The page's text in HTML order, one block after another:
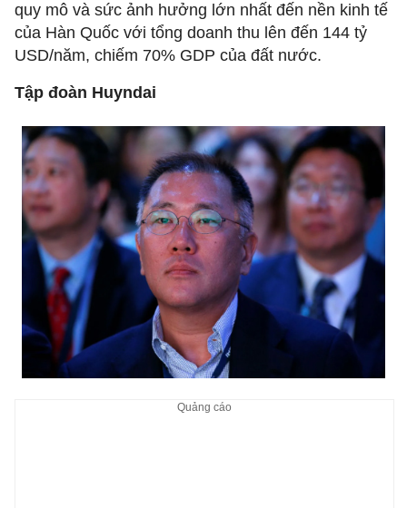
quy mô và sức ảnh hưởng lớn nhất đến nền kinh tế
của Hàn Quốc với tổng doanh thu lên đến 144 tỷ
USD/năm, chiếm 70% GDP của đất nước.
Tập đoàn Huyndai